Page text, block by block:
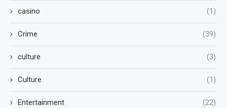
casino (1)
Crime (39)
culture (3)
Culture (1)
Entertainment (22)